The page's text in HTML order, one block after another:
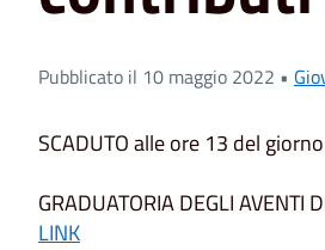
Pubblicato il 10 maggio 2022 •
SCADUTO alle ore 13 del
GRADUATORIA DEGLI AVENTI
LINK